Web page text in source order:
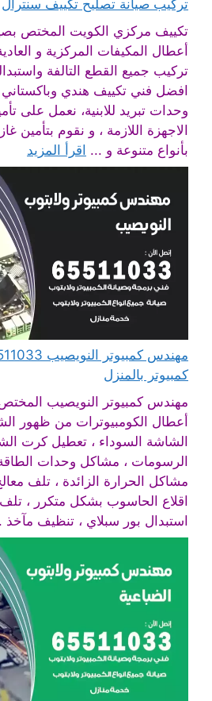
تركيب صيانة تصليح تكييف سنترال
تكييف مركزي الكويت المختص
أعطال المكيفات المركزية و
تركيب جميع القطع التالفة
افضل فني تكييف هندي وباكستاني
وحدات تبريد للابنية، نعمل على
الاجهزة اللازمة ، و نقوم بتأمين
بأنواع متنوعة و ... اقرأ المزيد
كمبيوتر بالمنزل
مهندس كمبيوتر النويصيب
أعطال الكومبيوترات من ظهور
الشاشة السوداء ، تعطيل كرت
الرسومات ، مشاكل وحدات الطاقة
مشاكل الحرارة الزائدة ، تلف
اقلاع الحاسوب بشكل متكرر ، تلف
استبدال بور سبلاي ، تنظيف مآخذ